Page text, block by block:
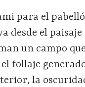
para el
desde el
un campo
follaje
la